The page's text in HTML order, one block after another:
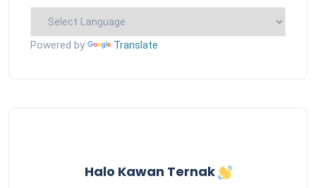
Powered by Translate
Halo Kawan Ternak